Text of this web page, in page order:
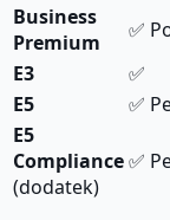
Business
Premium
✅
E3
✅
E5
✅
E5
Compliance
(dodatek)
✅